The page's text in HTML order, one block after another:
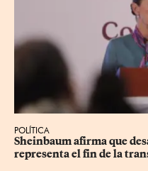
POLÍTICA
Sheinbaum afirma que
representa el fin de la